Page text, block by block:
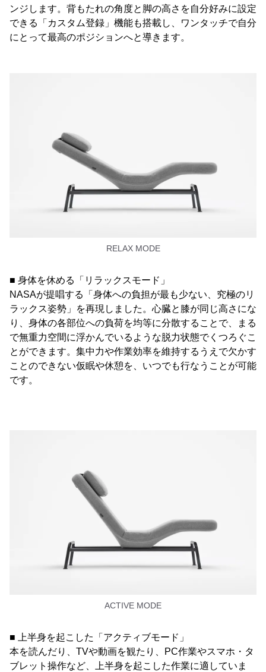
ンジします。背もたれの角度と脚の高さを自分好みに設定
できる「カスタム登録」機能も搭載し、ワンタッチで自分
にとって最高のポジションへと導きます。
RELAX MODE
■ 身体を休める「リラックスモード」
NASAが提唱する「身体への負担が最も少ない、究極のリ
ラックス姿勢」を再現しました。心臓と膝が同じ高さにな
り、身体の各部位への負荷を均等に分散することで、まる
で無重力空間に浮かんでいるような脱力状態でくつろぐこ
とができます。集中力や作業効率を維持するうえで欠かす
ことのできない仮眠や休憩を、いつでも行なうことが可能
です。
ACTIVE MODE
■ 上半身を起こした「アクティブモード」
本を読んだり、TVや動画を観たり、PC作業やスマホ・タ
ブレット操作など、上半身を起こした作業に適していま